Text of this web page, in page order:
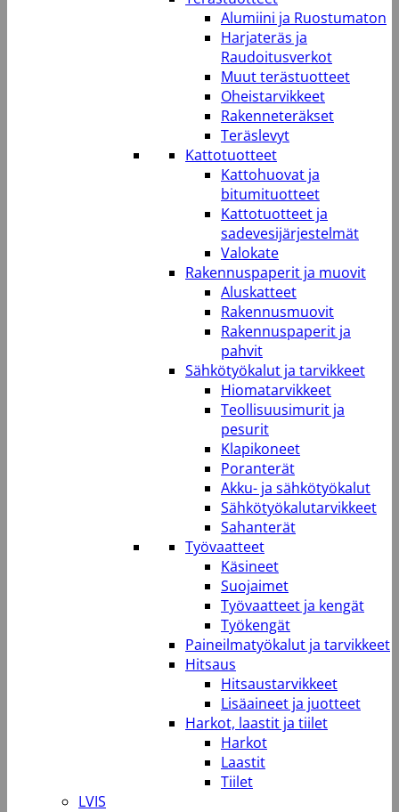
Alumiini ja Ruostumaton
Harjateräs ja
Raudoitusverkot
Muut terästuotteet
Oheistarvikkeet
Rakenneteräkset
Teräslevyt
Kattotuotteet
Kattohuovat ja
bitumituotteet
Kattotuotteet ja
sadevesijärjestelmät
Valokate
Rakennuspaperit ja muovit
Aluskatteet
Rakennusmuovit
Rakennuspaperit ja
pahvit
Sähkötyökalut ja tarvikkeet
Hiomatarvikkeet
Teollisuusimurit ja
pesurit
Klapikoneet
Poranterät
Akku- ja sähkötyökalut
Sähkötyökalutarvikkeet
Sahanterät
Työvaatteet
Käsineet
Suojaimet
Työvaatteet ja kengät
Työkengät
Paineilmatyökalut ja tarvikkeet
Hitsaus
Hitsaustarvikkeet
Lisäaineet ja juotteet
Harkot, laastit ja tiilet
Harkot
Laastit
Tiilet
LVIS